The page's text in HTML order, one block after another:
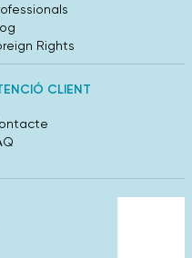
Rights
CLIENT